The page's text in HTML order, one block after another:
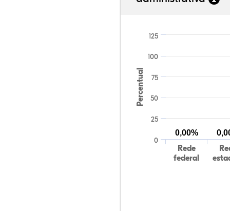
Percentual
Rede
federal
0
25
50
75
100
125
0,00%